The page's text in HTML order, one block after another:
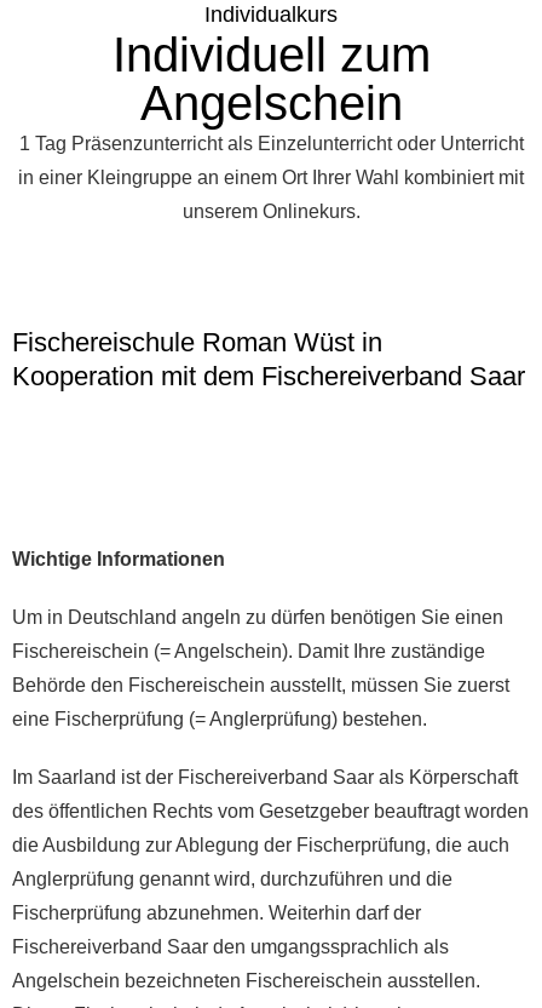
Individualkurs
Individuell zum
Angelschein
1 Tag Präsenzunterricht als Einzelunterricht oder Unterricht
in einer Kleingruppe an einem Ort Ihrer Wahl kombiniert mit
unserem Onlinekurs.
Fischereischule Roman Wüst in
Kooperation mit dem Fischereiverband Saar
Wichtige Informationen
Um in Deutschland angeln zu dürfen benötigen Sie einen
Fischereischein (= Angelschein). Damit Ihre zuständige
Behörde den Fischereischein ausstellt, müssen Sie zuerst
eine Fischerprüfung (= Anglerprüfung) bestehen.
Im Saarland ist der Fischereiverband Saar als Körperschaft
des öffentlichen Rechts vom Gesetzgeber beauftragt worden
die Ausbildung zur Ablegung der Fischerprüfung, die auch
Anglerprüfung genannt wird, durchzuführen und die
Fischerprüfung abzunehmen. Weiterhin darf der
Fischereiverband Saar den umgangssprachlich als
Angelschein bezeichneten Fischereischein ausstellen.